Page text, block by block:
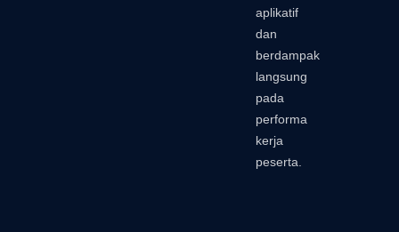
aplikatif
dan
berdampak
langsung
pada
performa
kerja
peserta.